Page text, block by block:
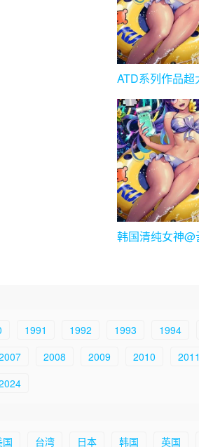
ATD系列作品超
韩国清纯女神@
1991 1992 1993 1994
2008 2009 2010 2011
国 台湾 日本 韩国 英国